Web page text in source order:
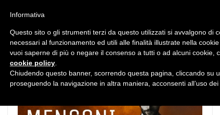
Informativa
Questo sito o gli strumenti terzi da questo utilizzati si avvalgono di
necessari al funzionamento ed utili alle finalità illustrate nella
vuoi saperne di più o negare il consenso a tutti o ad alcuni cookie,
cookie policy
Chiudendo questo banner, scorrendo questa pagina, cliccando su
proseguendo la navigazione in altra maniera, acconsenti all’uso